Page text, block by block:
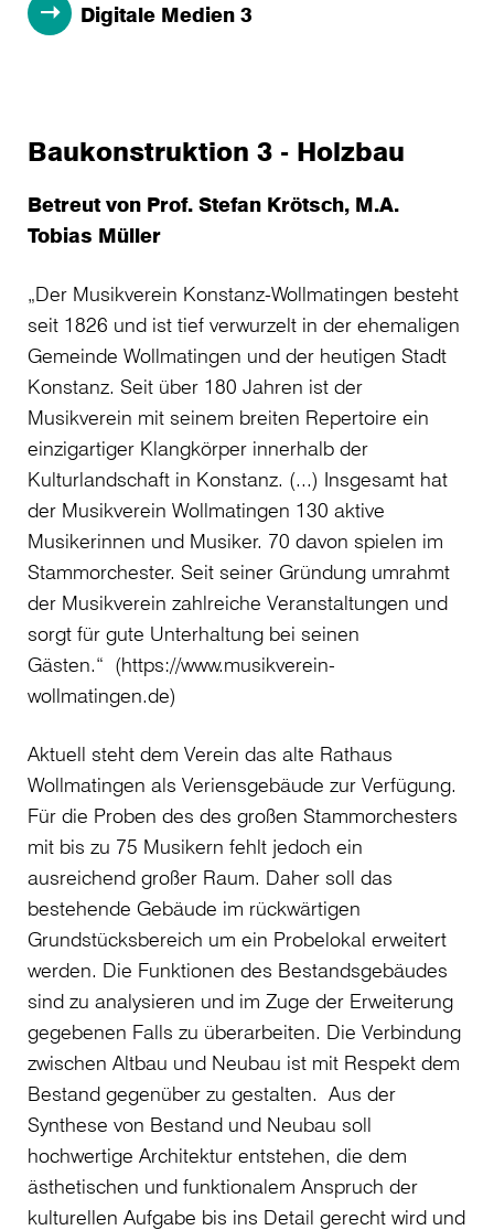
Digitale Medien 3
Baukonstruktion 3 - Holzbau
Betreut von Prof. Stefan Krötsch, M.A.
Tobias Müller
„Der Musikverein Konstanz-Wollmatingen besteht
seit 1826 und ist tief verwurzelt in der ehemaligen
Gemeinde Wollmatingen und der heutigen Stadt
Konstanz. Seit über 180 Jahren ist der
Musikverein mit seinem breiten Repertoire ein
einzigartiger Klangkörper innerhalb der
Kulturlandschaft in Konstanz. (...) Insgesamt hat
der Musikverein Wollmatingen 130 aktive
Musikerinnen und Musiker. 70 davon spielen im
Stammorchester. Seit seiner Gründung umrahmt
der Musikverein zahlreiche Veranstaltungen und
sorgt für gute Unterhaltung bei seinen
Gästen.“ (https://www.musikverein-
wollmatingen.de)
Aktuell steht dem Verein das alte Rathaus
Wollmatingen als Veriensgebäude zur Verfügung.
Für die Proben des des großen Stammorchesters
mit bis zu 75 Musikern fehlt jedoch ein
ausreichend großer Raum. Daher soll das
bestehende Gebäude im rückwärtigen
Grundstücksbereich um ein Probelokal erweitert
werden. Die Funktionen des Bestandsgebäudes
sind zu analysieren und im Zuge der Erweiterung
gegebenen Falls zu überarbeiten. Die Verbindung
zwischen Altbau und Neubau ist mit Respekt dem
Bestand gegenüber zu gestalten. Aus der
Synthese von Bestand und Neubau soll
hochwertige Architektur entstehen, die dem
ästhetischen und funktionalem Anspruch der
kulturellen Aufgabe bis ins Detail gerecht wird und